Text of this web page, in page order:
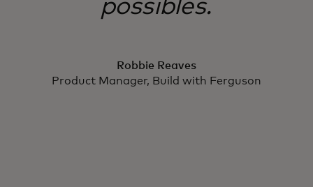
possibles.
Robbie Reaves
Product Manager, Build with Ferguson